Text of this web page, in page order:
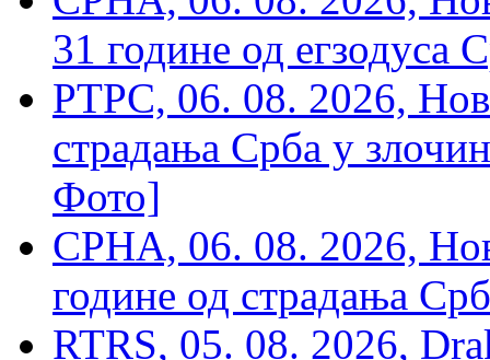
31 године од егзодуса
РТРС, 06. 08. 2026,
страдања Срба у
Фото]
СРНА, 06. 08. 2026,
године од страдања
RTRS, 05. 08. 2026,